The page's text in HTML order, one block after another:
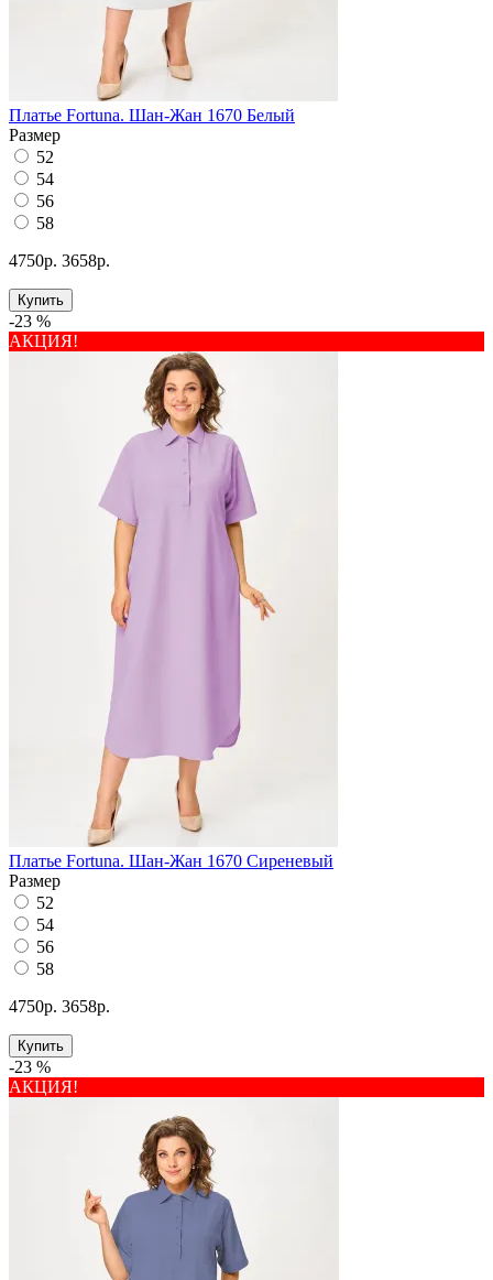
Платье Fortuna. Шан-Жан 1670 Белый
Размер
52
54
56
58
4750р. 3658р.
Купить
-23 %
АКЦИЯ!
Платье Fortuna. Шан-Жан 1670 Сиреневый
Размер
52
54
56
58
4750р. 3658р.
Купить
-23 %
АКЦИЯ!